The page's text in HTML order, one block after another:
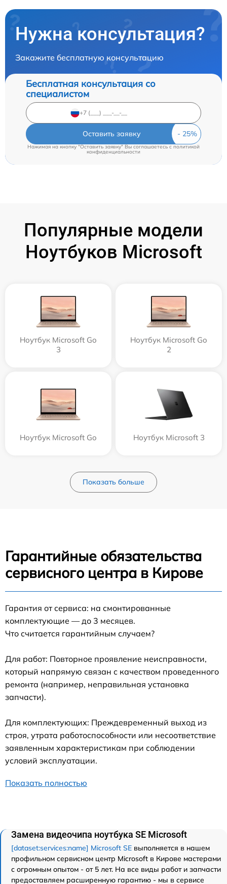
Нужна консультация?
Закажите бесплатную консультацию
Бесплатная консультация со
специалистом
Оставить заявку
Нажимая на кнопку "Оставить заявку" Вы соглашаетесь cполитикой
конфиденциальности
Популярные модели
Ноутбуков Microsoft
Ноутбук Microsoft Go
3
Ноутбук Microsoft Go
2
Ноутбук Microsoft Go Ноутбук Microsoft 3
Показать больше
Гарантийные обязательства
сервисного центра в Кирове
Гарантия от сервиса: на смонтированные
комплектующие — до 3 месяцев.
Что считается гарантийным случаем?
Для работ: Повторное проявление неисправности,
который напрямую связан с качеством проведенного
ремонта (например, неправильная установка
запчасти).
Для комплектующих: Преждевременный выход из
строя, утрата работоспособности или несоответствие
заявленным характеристикам при соблюдении
условий эксплуатации.
Показать полностью
Замена видеочипа ноутбука SE Microsoft
[dataset:services:name] Microsoft SE выполняется в нашем
профильном сервисном центр Microsoft в Кирове мастерами
с огромным опытом - от 5 лет. На все виды работ и запчасти
предоставляем расширенную гарантию - мы в сервисе